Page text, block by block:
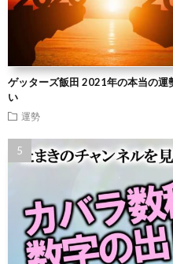
ゲッターズ飯田 2021年の本当の運
い
運勢